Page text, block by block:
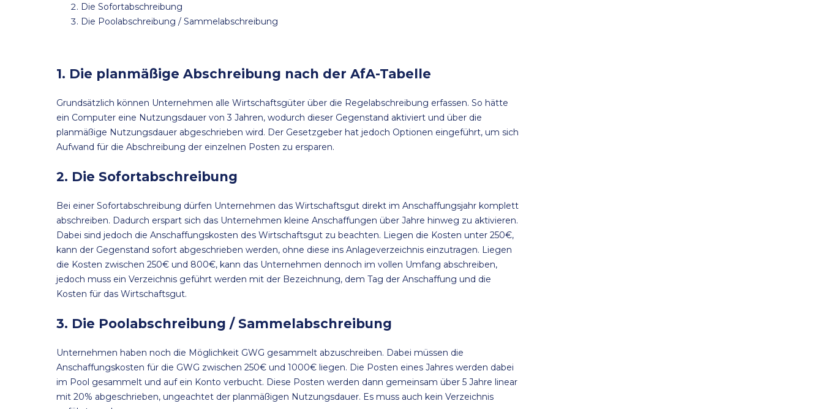
Die Sofortabschreibung
Die Poolabschreibung / Sammelabschreibung
1. Die planmäßige Abschreibung nach der AfA-Tabelle
Grundsätzlich können Unternehmen alle Wirtschaftsgüter über die Regelabschreibung erfassen. So hätte
ein Computer eine Nutzungsdauer von 3 Jahren, wodurch dieser Gegenstand aktiviert und über die
planmäßige Nutzungsdauer abgeschrieben wird. Der Gesetzgeber hat jedoch Optionen eingeführt, um sich
Aufwand für die Abschreibung der einzelnen Posten zu ersparen.
2. Die Sofortabschreibung
Bei einer Sofortabschreibung dürfen Unternehmen das Wirtschaftsgut direkt im Anschaffungsjahr komplett
abschreiben. Dadurch erspart sich das Unternehmen kleine Anschaffungen über Jahre hinweg zu aktivieren.
Dabei sind jedoch die Anschaffungskosten des Wirtschaftsgut zu beachten. Liegen die Kosten unter 250€,
kann der Gegenstand sofort abgeschrieben werden, ohne diese ins Anlageverzeichnis einzutragen. Liegen
die Kosten zwischen 250€ und 800€, kann das Unternehmen dennoch im vollen Umfang abschreiben,
jedoch muss ein Verzeichnis geführt werden mit der Bezeichnung, dem Tag der Anschaffung und die
Kosten für das Wirtschaftsgut.
3. Die Poolabschreibung / Sammelabschreibung
Unternehmen haben noch die Möglichkeit GWG gesammelt abzuschreiben. Dabei müssen die
Anschaffungskosten für die GWG zwischen 250€ und 1000€ liegen. Die Posten eines Jahres werden dabei
im Pool gesammelt und auf ein Konto verbucht. Diese Posten werden dann gemeinsam über 5 Jahre linear
mit 20% abgeschrieben, ungeachtet der planmäßigen Nutzungsdauer. Es muss auch kein Verzeichnis